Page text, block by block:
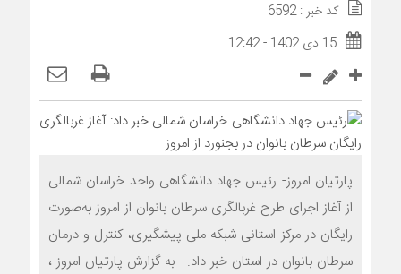
رشد ۲۱ درصدی صدور مجوز رسانه‌ها در خراسان شمالی /
آگهی نوبتی سه ماهه اول سال ۱۴۰۵ حوزه ثبتی جاجرم
تجربه حضور در کانون ارزیابی شایستگی مدیران؛ آزمونی برای
فراخوان ملی جشنواره هنری «نسل امید» در خراسان شمالی؛
رقابت هنرمندان با محوریت خانواده و جوانی جمعیت
کد خبر : 6592
15 دی 1402 - 12:42
پارتیان امروز- رئیس جهاد دانشگاهی واحد خراسان شمالی
از آغاز اجرای طرح غربالگری سرطان بانوان از امروز به‌صورت
رایگان در مرکز استانی شبکه ملی پیشگیری، کنترل و درمان
سرطان بانوان در استان خبر داد. به گزارش پارتیان امروز ،